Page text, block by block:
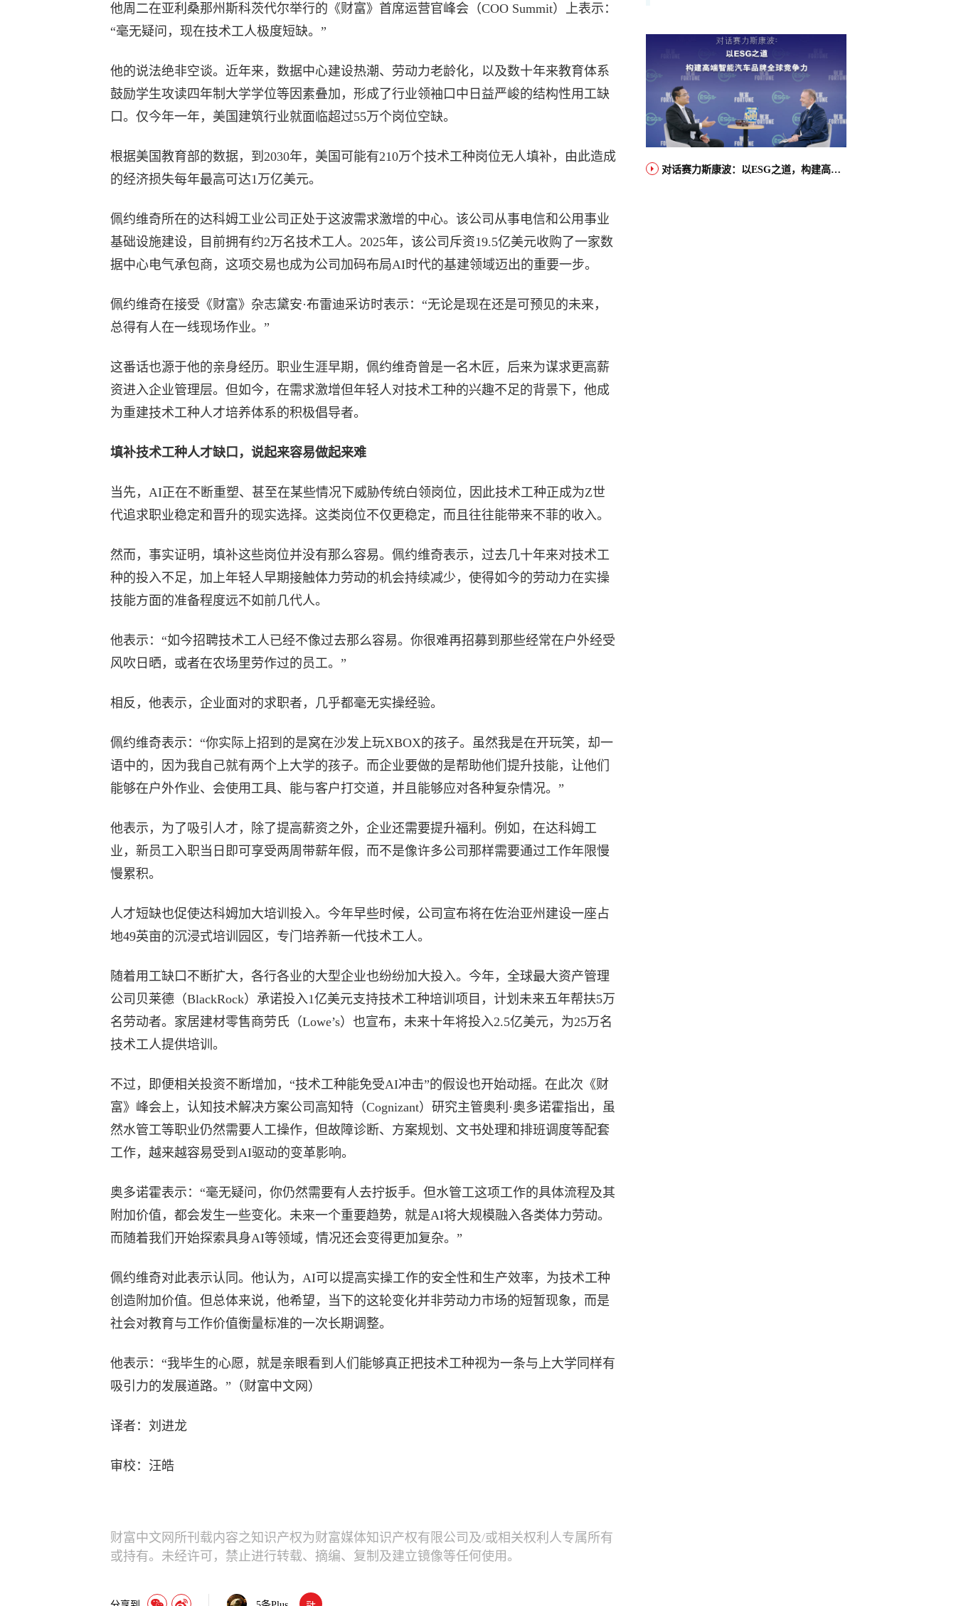
他周二在亚利桑那州斯科茨代尔举行的《财富》首席运营官峰会（COO Summit）上表示：
“毫无疑问，现在技术工人极度短缺。”
他的说法绝非空谈。近年来，数据中心建设热潮、劳动力老龄化，以及数十年来教育体系
鼓励学生攻读四年制大学学位等因素叠加，形成了行业领袖口中日益严峻的结构性用工缺
口。仅今年一年，美国建筑行业就面临超过55万个岗位空缺。
根据美国教育部的数据，到2030年，美国可能有210万个技术工种岗位无人填补，由此造成
的经济损失每年最高可达1万亿美元。
佩约维奇所在的达科姆工业公司正处于这波需求激增的中心。该公司从事电信和公用事业
基础设施建设，目前拥有约2万名技术工人。2025年，该公司斥资19.5亿美元收购了一家数
据中心电气承包商，这项交易也成为公司加码布局AI时代的基建领域迈出的重要一步。
佩约维奇在接受《财富》杂志黛安·布雷迪采访时表示：“无论是现在还是可预见的未来，
总得有人在一线现场作业。”
这番话也源于他的亲身经历。职业生涯早期，佩约维奇曾是一名木匠，后来为谋求更高薪
资进入企业管理层。但如今，在需求激增但年轻人对技术工种的兴趣不足的背景下，他成
为重建技术工种人才培养体系的积极倡导者。
填补技术工种人才缺口，说起来容易做起来难
当先，AI正在不断重塑、甚至在某些情况下威胁传统白领岗位，因此技术工种正成为Z世
代追求职业稳定和晋升的现实选择。这类岗位不仅更稳定，而且往往能带来不菲的收入。
然而，事实证明，填补这些岗位并没有那么容易。佩约维奇表示，过去几十年来对技术工
种的投入不足，加上年轻人早期接触体力劳动的机会持续减少，使得如今的劳动力在实操
技能方面的准备程度远不如前几代人。
他表示：“如今招聘技术工人已经不像过去那么容易。你很难再招募到那些经常在户外经受
风吹日晒，或者在农场里劳作过的员工。”
相反，他表示，企业面对的求职者，几乎都毫无实操经验。
佩约维奇表示：“你实际上招到的是窝在沙发上玩XBOX的孩子。虽然我是在开玩笑，却一
语中的，因为我自己就有两个上大学的孩子。而企业要做的是帮助他们提升技能，让他们
能够在户外作业、会使用工具、能与客户打交道，并且能够应对各种复杂情况。”
他表示，为了吸引人才，除了提高薪资之外，企业还需要提升福利。例如，在达科姆工
业，新员工入职当日即可享受两周带薪年假，而不是像许多公司那样需要通过工作年限慢
慢累积。
人才短缺也促使达科姆加大培训投入。今年早些时候，公司宣布将在佐治亚州建设一座占
地49英亩的沉浸式培训园区，专门培养新一代技术工人。
随着用工缺口不断扩大，各行各业的大型企业也纷纷加大投入。今年，全球最大资产管理
公司贝莱德（BlackRock）承诺投入1亿美元支持技术工种培训项目，计划未来五年帮扶5万
名劳动者。家居建材零售商劳氏（Lowe’s）也宣布，未来十年将投入2.5亿美元，为25万名
技术工人提供培训。
不过，即便相关投资不断增加，“技术工种能免受AI冲击”的假设也开始动摇。在此次《财
富》峰会上，认知技术解决方案公司高知特（Cognizant）研究主管奥利·奥多诺霍指出，虽
然水管工等职业仍然需要人工操作，但故障诊断、方案规划、文书处理和排班调度等配套
工作，越来越容易受到AI驱动的变革影响。
奥多诺霍表示：“毫无疑问，你仍然需要有人去拧扳手。但水管工这项工作的具体流程及其
附加价值，都会发生一些变化。未来一个重要趋势，就是AI将大规模融入各类体力劳动。
而随着我们开始探索具身AI等领域，情况还会变得更加复杂。”
佩约维奇对此表示认同。他认为，AI可以提高实操工作的安全性和生产效率，为技术工种
创造附加价值。但总体来说，他希望，当下的这轮变化并非劳动力市场的短暂现象，而是
社会对教育与工作价值衡量标准的一次长期调整。
他表示：“我毕生的心愿，就是亲眼看到人们能够真正把技术工种视为一条与上大学同样有
吸引力的发展道路。”（财富中文网）
译者：刘进龙
审校：汪皓
财富中文网所刊载内容之知识产权为财富媒体知识产权有限公司及/或相关权利人专属所有
或持有。未经许可，禁止进行转载、摘编、复制及建立镜像等任何使用。
对话赛力斯康波：以ESG之道，构建高端智能汽车品牌全球竞争力